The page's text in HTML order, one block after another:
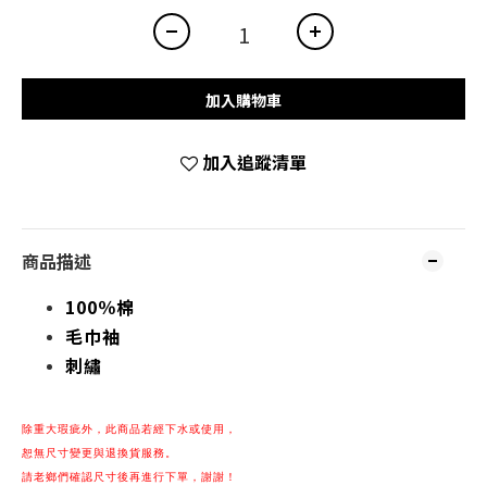
加入購物車
加入追蹤清單
商品描述
100％棉
毛巾袖
刺繡
除重大瑕疵外， 此商品若經下水或使用，
恕無尺寸變更與退換貨服務。
請老鄉們確認尺寸後再進行下單，謝謝！